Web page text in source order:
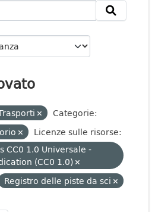
Categorie:
Licenze sulle risorse:
CC0 1.0 Universale -
(CC0 1.0)
Registro delle piste da sci